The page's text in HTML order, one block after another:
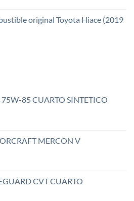
original Toyota Hiace (2019
85 CUARTO SINTETICO
MERCON V
CVT CUARTO